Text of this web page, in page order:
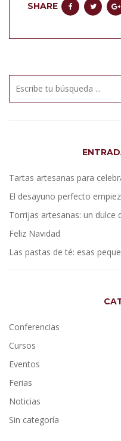
SHARE
Tartas artesanas para
El desayuno perfecto
Torrijas artesanas: un dulce
Feliz Navidad
Las pastas de té: esas
Conferencias
Cursos
Eventos
Ferias
Noticias
Sin categoría